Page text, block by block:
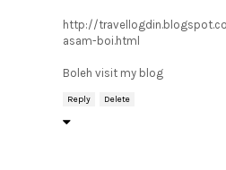
http://
asam-boi.html
Boleh visit my blog
Reply Delete